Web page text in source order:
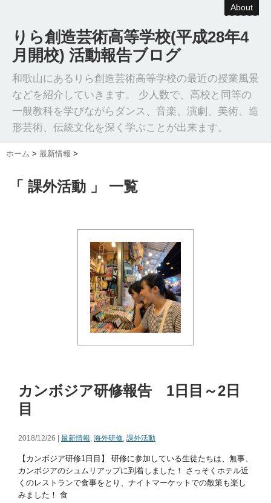
About
りら創造芸術高等学校(平成28年4
月開校) 活動報告ブログ
和歌山にあるりら創造芸術高等学校の最近の授業風景
などを紹介していきます。 少人数で、高校と同等の
一般教科を学びながらダンス、音楽、演劇、美術、造
形芸術、伝統文化を深く学ぶことが出来ます。
ホーム > 最新情報 >
「 課外活動 」 一覧
カンボジア研修報告 1日目～2日
目
2018/12/26 | 最新情報, 海外研修, 課外活動
【カンボジア研修1日目】 研修に参加している生徒たちは、無事、
カンボジアのシュムリアップに到着しました！ さっそくホテル近
くのレストランで食事をとり、ナイトマーケットでの散策も楽し
みました！ 食